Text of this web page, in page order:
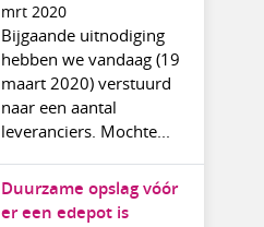
mrt 2020
Bijgaande uitnodiging
hebben we vandaag (19
maart 2020) verstuurd
naar een aantal
leveranciers. Mochte...
Duurzame opslag vóór
er een edepot is